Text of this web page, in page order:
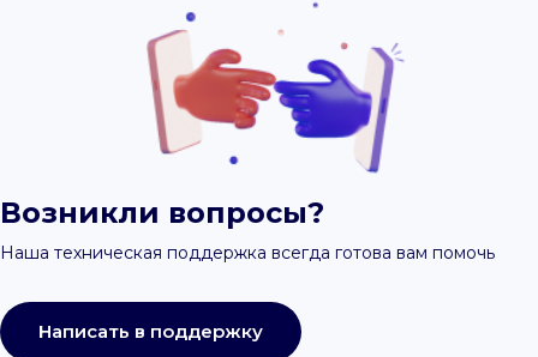
Возникли вопросы?
Наша техническая поддержка всегда готова вам помочь
Написать в поддержку